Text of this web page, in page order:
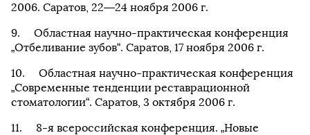
2006. Саратов, 22—24 ноября 2006 г.
Областная научно-практическая конференция
„Отбеливание зубов“. Саратов, 17 ноября 2006 г.
Областная научно-практическая конференция
„Современные тенденции реставрационной
стоматологии“. Саратов, 3 октября 2006 г.
8-я всероссийская конференция. „Новые